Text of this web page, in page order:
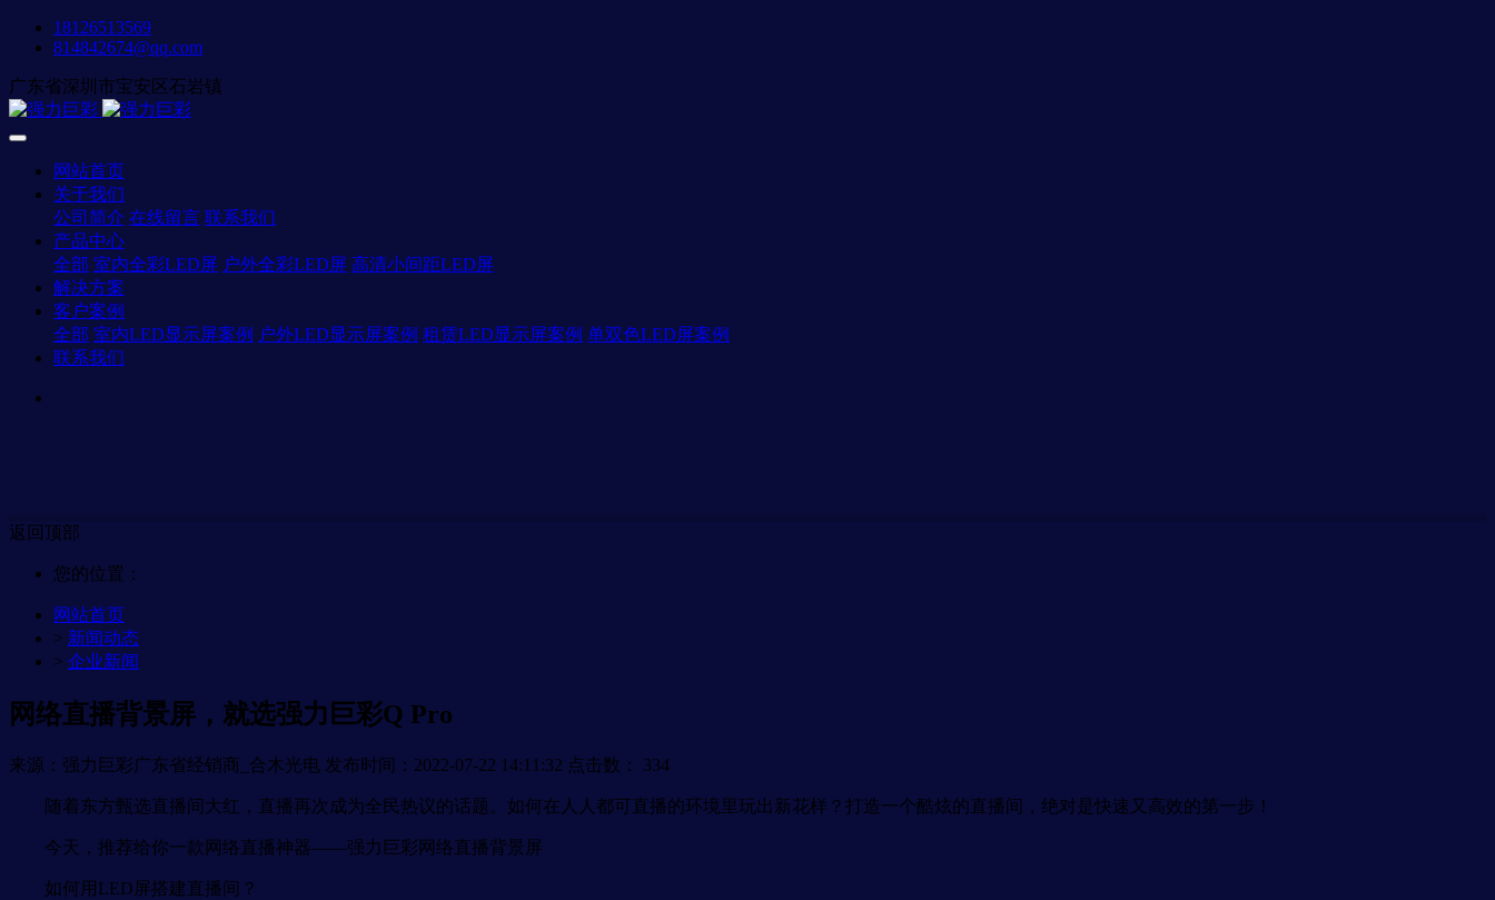
18126513569
814842674@qq.com
广东省深圳市宝安区石岩镇
网站首页
关于我们
公司简介 在线留言 联系我们
产品中心
全部 室内全彩LED屏 户外全彩LED屏 高清小间距LED屏
解决方案
客户案例
全部 室内LED显示屏案例 户外LED显示屏案例 租赁LED显示屏案例 单双色LED屏案例
联系我们
返回顶部
您的位置：
网站首页
> 新闻动态
> 企业新闻
网络直播背景屏，就选强力巨彩Q Pro
来源：强力巨彩广东省经销商_合木光电 发布时间：2022-07-22 14:11:32 点击数： 334
随着东方甄选直播间大红，直播再次成为全民热议的话题。如何在人人都可直播的环境里玩出新花样？打造一个酷炫的直播间，绝对是快速又高效的第一步！
今天，推荐给你一款网络直播神器——强力巨彩网络直播背景屏
如何用LED屏搭建直播间？